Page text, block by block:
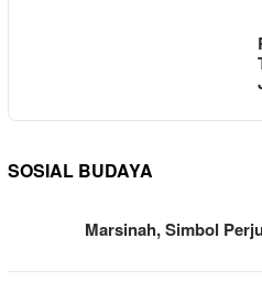
SOSIAL BUDAYA
Marsinah, Simbol